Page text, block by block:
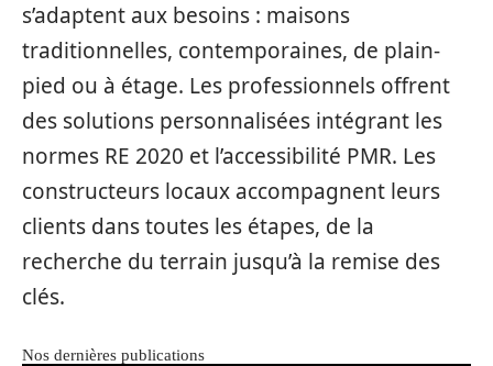
s’adaptent aux besoins : maisons
traditionnelles, contemporaines, de plain-
pied ou à étage. Les professionnels offrent
des solutions personnalisées intégrant les
normes RE 2020 et l’accessibilité PMR. Les
constructeurs locaux accompagnent leurs
clients dans toutes les étapes, de la
recherche du terrain jusqu’à la remise des
clés.
Nos dernières publications